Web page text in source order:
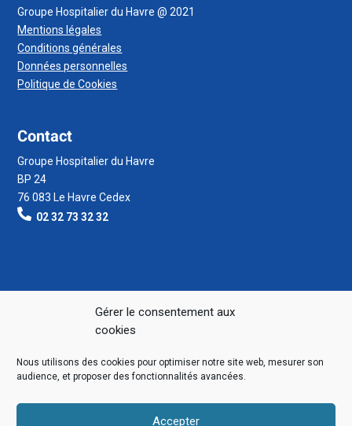
Gérer le consentement aux
cookies
Nous utilisons des cookies pour optimiser notre site web, mesurer son
audience, et proposer des fonctionnalités avancées.
Accepter
Groupe Hospitalier du Havre @ 2021
Mentions légales
Conditions générales
Données personnelles
Politique de Cookies
Contact
Groupe Hospitalier du Havre
BP 24
76 083 Le Havre Cedex
02 32 73 32 32